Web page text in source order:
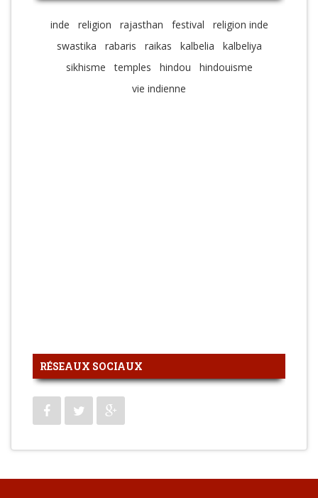
inde religion rajasthan festival
religion inde
swastika
rabaris raikas kalbelia
kalbeliya
sikhisme
temples hindou
hindouisme
vie indienne
RÉSEAUX SOCIAUX